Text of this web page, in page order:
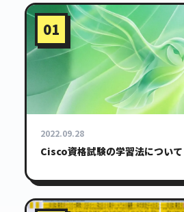
01
2022.09.28
Cisco資格試験の学習法について